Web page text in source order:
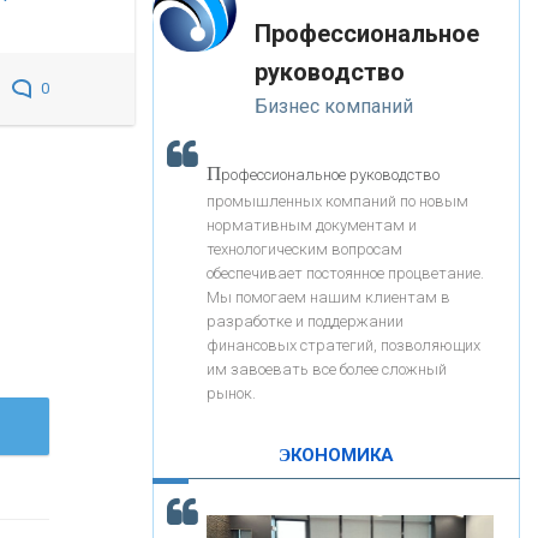
0
«ЗАПСИБКОМБАНК»
«РОСЕВРОБАНК»
«ПРЕСС-СЛУЖБА ВТБ24»
«АВТОГРАДБАНК»
«ПРОМРЕГИОНБАНК»
ОНАС
КОНТАКТЫ
корость - один из главных трендов в
кредитовании бизнеса - «Интервью»
-- Лучшее, что можно сделать с хорошим советом, это
пропустить его мимо ушей. Он никогда не бывает
полезен никому, кроме того, кто его дал.
-- Люблю давать советы и очень не люблю, когда их
дают мне.
Профессиональное
руководство
Бизнес компаний
Профессиональное руководство
промышленных компаний по новым
нормативным документам и
технологическим вопросам
обеспечивает постоянное процветание.
Мы помогаем нашим клиентам в
разработке и поддержании
финансовых стратегий, позволяющих
им завоевать все более сложный
рынок.
ЭКОНОМИКА